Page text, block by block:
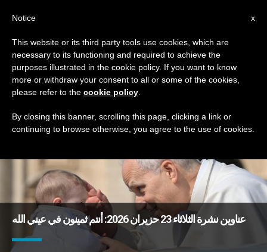
TAG
Posts Tagged ‘علم’
DERNIÈRES NOUVELLES
عناوين نشرة الثلاثاء 23 حزيران 2026: أنتم ثمينون في عيني الله
x
Notice
This website or its third party tools use cookies, which are
necessary to its functioning and required to achieve the
purposes illustrated in the cookie policy. If you want to know
more or withdraw your consent to all or some of the cookies,
please refer to the cookie policy
By closing this banner, scrolling this page, clicking a link or
continuing to browse otherwise, you agree to the use of cookies.